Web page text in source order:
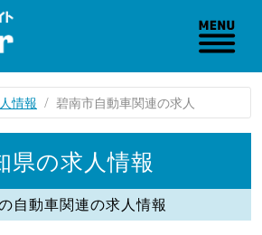
情報 碧南市自動車関連の求人
県の求人情報
自動車関連の求人情報